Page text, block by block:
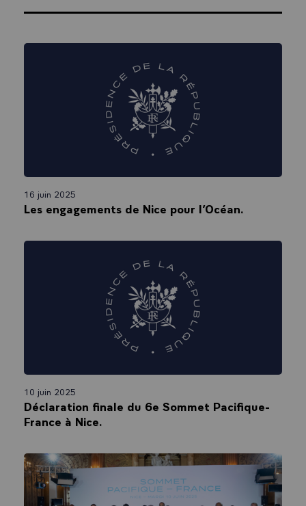
16 juin 2025
Les engagements de Nice pour l’Océan.
10 juin 2025
Déclaration finale du 6e Sommet Pacifique-
France à Nice.